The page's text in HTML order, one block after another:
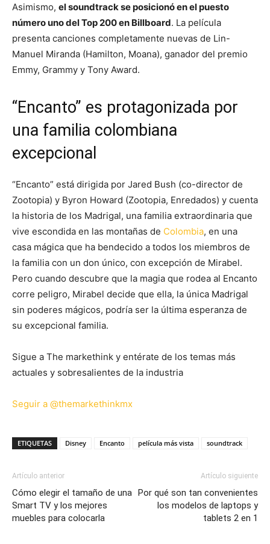
Asimismo, el soundtrack se posicionó en el puesto
número uno del Top 200 en Billboard. La película
presenta canciones completamente nuevas de Lin-
Manuel Miranda (Hamilton, Moana), ganador del premio
Emmy, Grammy y Tony Award.
“Encanto” es protagonizada por
una familia colombiana
excepcional
“Encanto” está dirigida por Jared Bush (co-director de
Zootopia) y Byron Howard (Zootopia, Enredados) y cuenta
la historia de los Madrigal, una familia extraordinaria que
vive escondida en las montañas de Colombia, en una
casa mágica que ha bendecido a todos los miembros de
la familia con un don único, con excepción de Mirabel.
Pero cuando descubre que la magia que rodea al Encanto
corre peligro, Mirabel decide que ella, la única Madrigal
sin poderes mágicos, podría ser la última esperanza de
su excepcional familia.
Sigue a The markethink y entérate de los temas más
actuales y sobresalientes de la industria
Seguir a @themarkethinkmx
ETIQUETAS Disney Encanto película más vista soundtrack
Artículo anterior
Cómo elegir el tamaño de una
Smart TV y los mejores
muebles para colocarla
Artículo siguiente
Por qué son tan convenientes
los modelos de laptops y
tablets 2 en 1